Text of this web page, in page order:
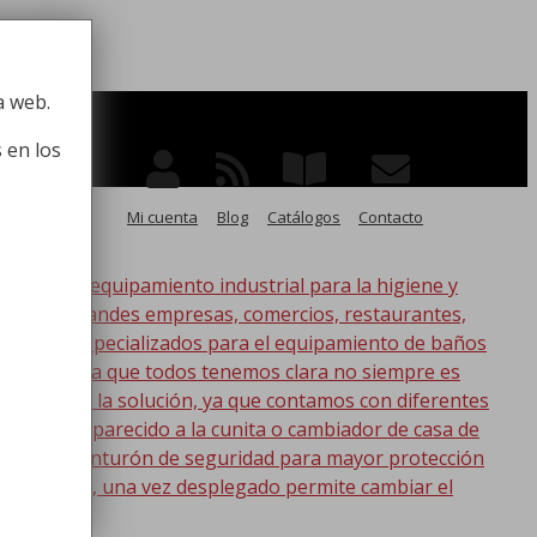
higiene
Mi cuenta Blog Catálogos Contacto
tipo de equipamiento industrial para la higiene y
para grandes empresas, comercios, restaurantes,
especializados para el equipamiento de baños
Esta idea que todos tenemos clara no siempre es
tenemos la solución, ya que contamos con diferentes
lo más parecido a la cunita o cambiador de casa de
con un cinturón de seguridad para mayor protección
la pared, una vez desplegado permite cambiar el
web.
en los